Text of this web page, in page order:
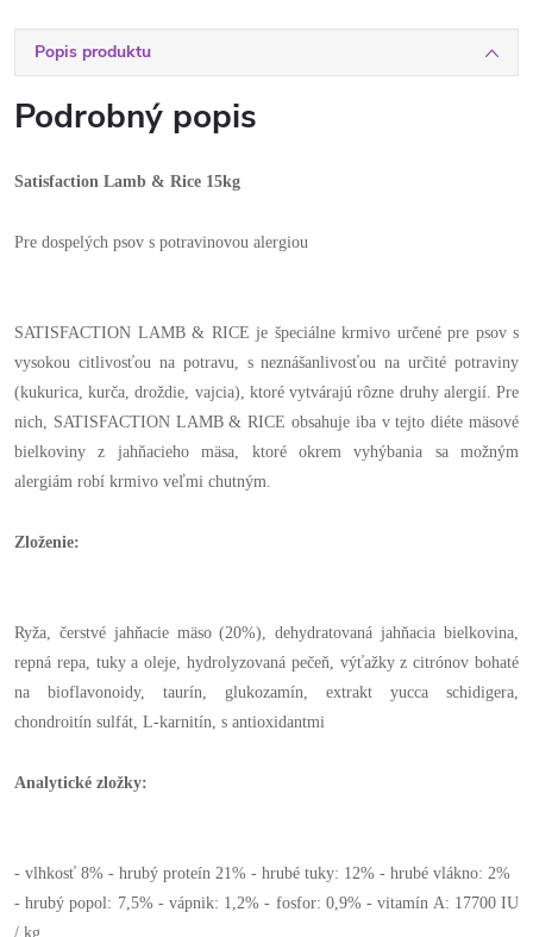
Popis produktu
Podrobný popis
Satisfaction Lamb & Rice 15kg
Pre dospelých psov s potravinovou alergiou
SATISFACTION LAMB & RICE je špeciálne krmivo určené pre psov s
vysokou citlivosťou na potravu, s neznášanlivosťou na určité potraviny
(kukurica, kurča, droždie, vajcia), ktoré vytvárajú rôzne druhy alergií. Pre
nich, SATISFACTION LAMB & RICE obsahuje iba v tejto diéte mäsové
bielkoviny z jahňacieho mäsa, ktoré okrem vyhýbania sa možným
alergiám robí krmivo veľmi chutným.
Zloženie:
Ryža, čerstvé jahňacie mäso (20%), dehydratovaná jahňacia bielkovina,
repná repa, tuky a oleje, hydrolyzovaná pečeň, výťažky z citrónov bohaté
na bioflavonoidy, taurín, glukozamín, extrakt yucca schidigera,
chondroitín sulfát, L-karnitín, s antioxidantmi
Analytické zložky:
- vlhkosť 8% - hrubý proteín 21% - hrubé tuky: 12% - hrubé vlákno: 2%
- hrubý popol: 7,5% - vápnik: 1,2% - fosfor: 0,9% - vitamín A: 17700 IU
/ kg.